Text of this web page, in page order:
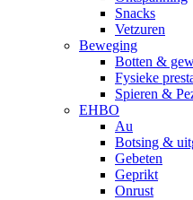
Snacks
Vetzuren
Beweging
Botten &
Fysieke
Spieren &
EHBO
Au
Botsing &
Gebeten
Geprikt
Onrust